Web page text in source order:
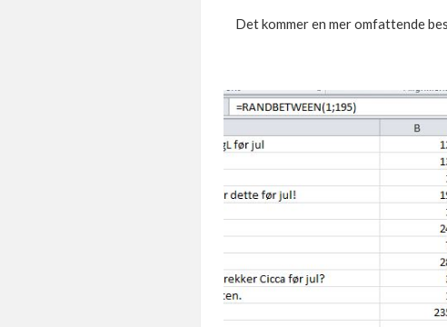
Det kommer en mer omfattende